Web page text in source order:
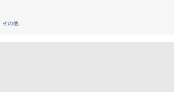
その他